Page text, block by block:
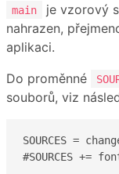
main je vzorový
nahrazen,
aplikaci.
Do proměnné
souborů, viz
SOURCES =
#SOURCES +=